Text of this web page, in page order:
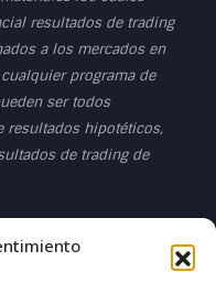
resultados de trading
a los mercados en
programa de
ser todos
resultados hipotéticos,
de trading de
página web pueden